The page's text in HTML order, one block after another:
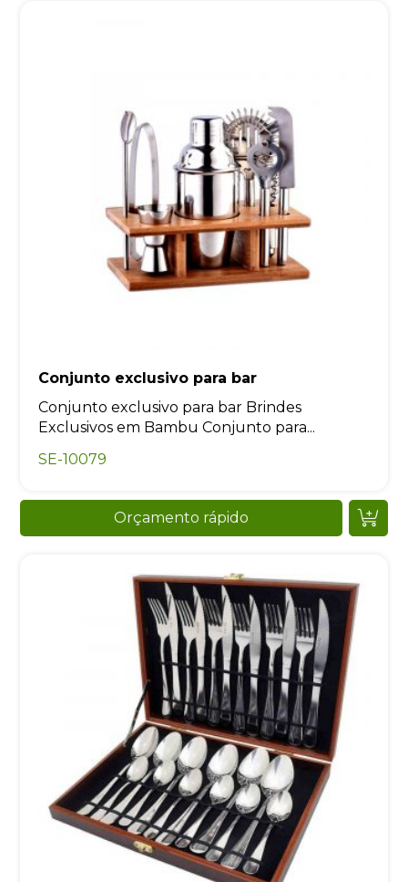
Conjunto exclusivo para bar
Conjunto exclusivo para bar Brindes
Exclusivos em Bambu Conjunto para...
SE-10079
Orçamento rápido